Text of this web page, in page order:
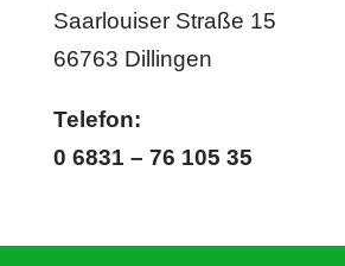
Saarlouiser Straße 15
66763 Dillingen
Telefon:
0 6831 – 76 105 35